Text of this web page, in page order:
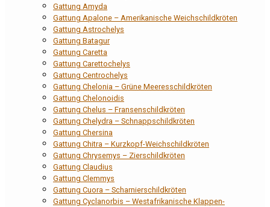
Gattung Amyda
Gattung Apalone – Amerikanische Weichschildkröten
Gattung Astrochelys
Gattung Batagur
Gattung Caretta
Gattung Carettochelys
Gattung Centrochelys
Gattung Chelonia – Grüne Meeresschildkröten
Gattung Chelonoidis
Gattung Chelus – Fransenschildkröten
Gattung Chelydra – Schnappschildkröten
Gattung Chersina
Gattung Chitra – Kurzkopf-Weichschildkröten
Gattung Chrysemys – Zierschildkröten
Gattung Claudius
Gattung Clemmys
Gattung Cuora – Scharnierschildkröten
Gattung Cyclanorbis – Westafrikanische Klappen-